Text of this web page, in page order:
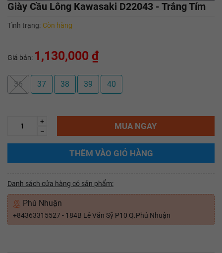
Giày Cầu Lông Kawasaki D22043 - Trắng Tím
Tình trạng: Còn hàng
Giá bán: 1,130,000 ₫
36 37 38 39 40
+
–
MUA NGAY
THÊM VÀO GIỎ HÀNG
Danh sách cửa hàng có sản phẩm:
Phú Nhuận
+84363315527 - 184B Lê Văn Sỹ P10 Q.Phú Nhuận